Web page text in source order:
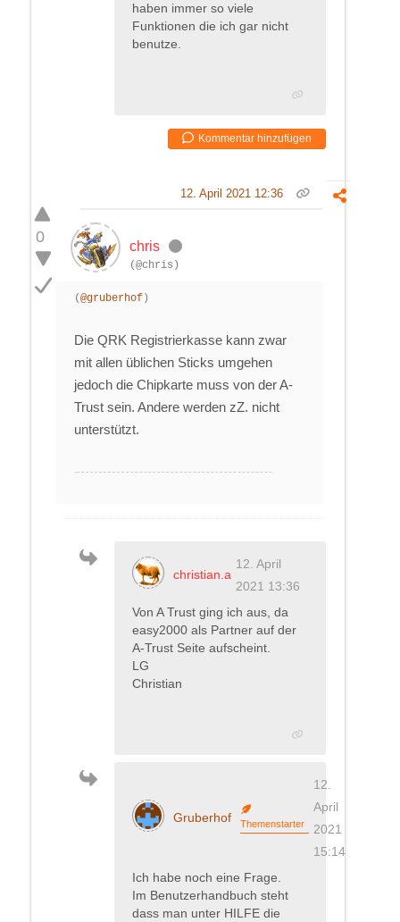
haben immer so viele
Funktionen die ich gar nicht
benutze.
Kommentar hinzufügen
0
12. April 2021 12:36
chris
(@chris)
(@gruberhof)
Die QRK Registrierkasse kann zwar
mit allen üblichen Sticks umgehen
jedoch die Chipkarte muss von der A-
Trust sein. Andere werden zZ. nicht
unterstützt.
christian.a
12. April
2021 13:36
Von A Trust ging ich aus, da
easy2000 als Partner auf der
A-Trust Seite aufscheint.
LG
Christian
Gruberhof Themenstarter
12.
April
2021
15:14
Ich habe noch eine Frage.
Im Benutzerhandbuch steht
dass man unter HILFE die